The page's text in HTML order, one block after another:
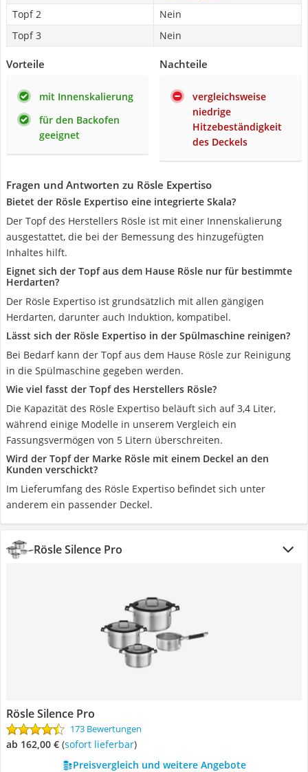
Topf 2
Nein
Topf 3
Nein
Vorteile
mit Innenskalierung
für den Backofen
geeignet
Nachteile
vergleichsweise
niedrige
Hitzebeständigkeit
des Deckels
Fragen und Antworten zu Rösle Expertiso
Bietet der Rösle Expertiso eine integrierte Skala?
Der Topf des Herstellers Rösle ist mit einer Innenskalierung
ausgestattet, die bei der Bemessung des hinzugefügten
Inhaltes hilft.
Eignet sich der Topf aus dem Hause Rösle nur für bestimmte
Herdarten?
Der Rösle Expertiso ist grundsätzlich mit allen gängigen
Herdarten, darunter auch Induktion, kompatibel.
Lässt sich der Rösle Expertiso in der Spülmaschine reinigen?
Bei Bedarf kann der Topf aus dem Hause Rösle zur Reinigung
in die Spülmaschine gegeben werden.
Wie viel fasst der Topf des Herstellers Rösle?
Die Kapazität des Rösle Expertiso beläuft sich auf 3,4 Liter,
während einige Modelle in unserem Vergleich ein
Fassungsvermögen von 5 Litern überschreiten.
Wird der Topf der Marke Rösle mit einem Deckel an den
Kunden verschickt?
Im Lieferumfang des Rösle Expertiso befindet sich unter
anderem ein passender Deckel.
Rösle Silence Pro
Rösle Silence Pro
173 Bewertungen
ab 162,00 € ( Sofort lieferbar)
Preisvergleich und weitere Angebote